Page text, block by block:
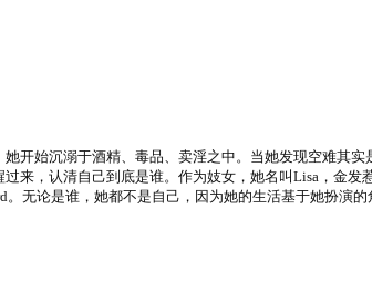
始沉溺于酒精、毒品、卖淫之中。当她发现空难其
来，认清自己到底是谁。作为妓女，她名叫Lisa，金发
。无论是谁，她都不是自己，因为她的生活基于她扮演